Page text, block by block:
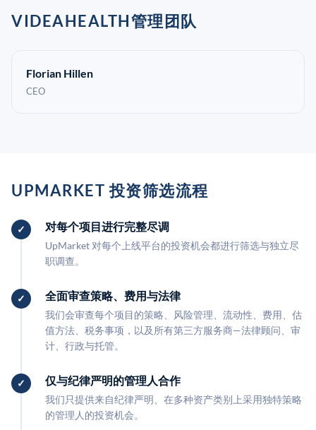
VIDEAHEALTH管理团队
Florian Hillen
CEO
UPMARKET 投资筛选流程
对每个项目进行完整尽调
UpMarket 对每个上线平台的投资机会都进行筛选与独立尽
职调查。
全面审查策略、费用与法律
我们会审查每个项目的策略、风险管理、流动性、费用、估
值方法、税务事项，以及所有第三方服务商—法律顾问、审
计、行政与托管。
仅与纪律严明的管理人合作
我们只提供来自纪律严明、在多种资产类别上采用独特策略
的管理人的投资机会。